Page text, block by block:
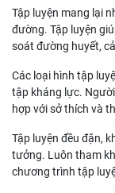
Tập luyện mang lại
đường. Tập luyện
soát đường huyết,
Các loại hình tập
tập kháng lực.
hợp với sở thích và
Tập luyện đều đặn,
tưởng. Luôn tham
chương trình tập